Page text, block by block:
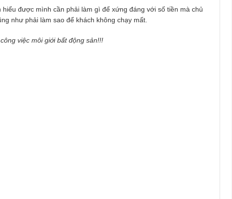
hiểu được mình cần phải làm gì để xứng đáng với số tiền mà chủ
như phải làm sao để khách không chạy mất.
việc môi giới bất động sản!!!